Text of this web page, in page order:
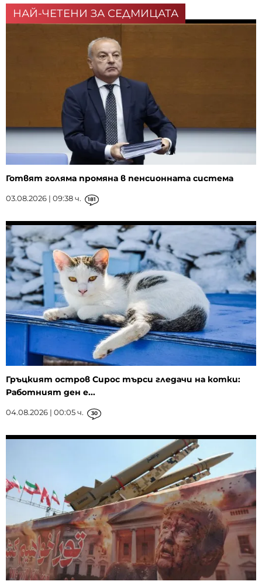
НАЙ-ЧЕТЕНИ ЗА СЕДМИЦАТА
Готвят голяма промяна в пенсионната система
03.08.2026 | 09:38 ч. 181
Гръцкият остров Сирос търси гледачи на котки:
Работният ден е...
04.08.2026 | 00:05 ч. 30